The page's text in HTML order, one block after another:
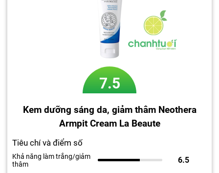
7.5
Kem dưỡng sáng da, giảm thâm Neothera
Armpit Cream La Beaute
Tiêu chí và điểm số
Khả năng làm trắng/giảm
thâm
6.5